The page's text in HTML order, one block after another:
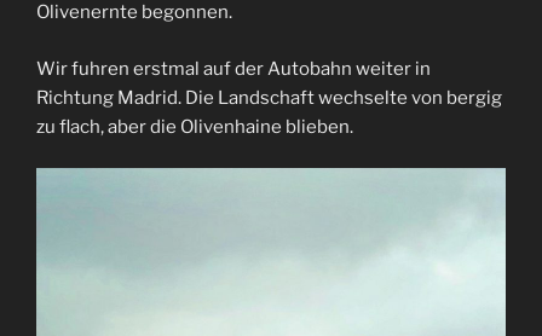
Olivenernte begonnen.
Wir fuhren erstmal auf der Autobahn weiter in
Richtung Madrid. Die Landschaft wechselte von bergig
zu flach, aber die Olivenhaine blieben.